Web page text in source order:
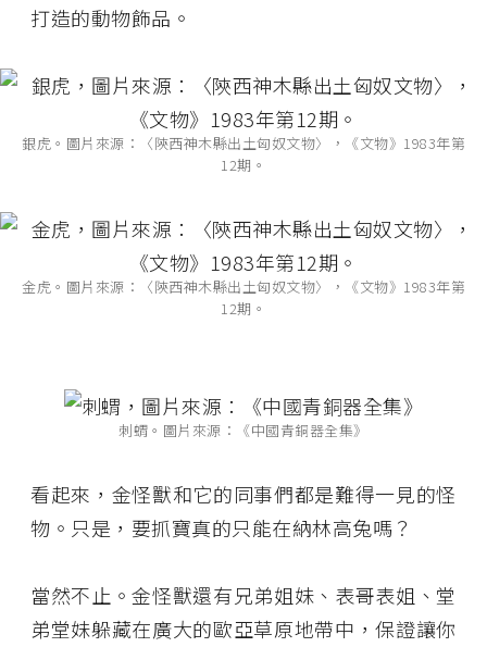
打造的動物飾品。
銀虎。圖片來源：〈陝西神木縣出土匈奴文物〉，《文物》1983年第
12期。
金虎。圖片來源：〈陝西神木縣出土匈奴文物〉，《文物》1983年第
12期。
刺蝟。圖片來源：《中國青銅器全集》
看起來，金怪獸和它的同事們都是難得一見的怪
物。只是，要抓寶真的只能在納林高兔嗎？
當然不止。金怪獸還有兄弟姐妹、表哥表姐、堂
弟堂妹躲藏在廣大的歐亞草原地帶中，保證讓你